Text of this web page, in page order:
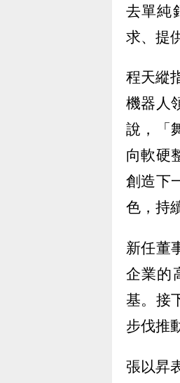
去單純
求、提
程天縱
機器人
說，「
向軟硬
創造下
色，持
新任董
企業的
基。接
步伐推
張以昇